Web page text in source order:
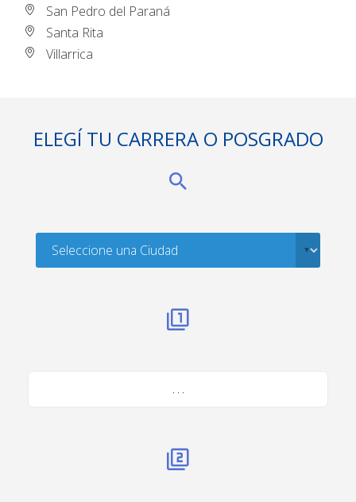
San Pedro del Paraná
Santa Rita
Villarrica
ELEGÍ TU CARRERA O POSGRADO